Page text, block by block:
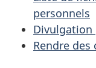
personnels
Divulgation
Rendre des